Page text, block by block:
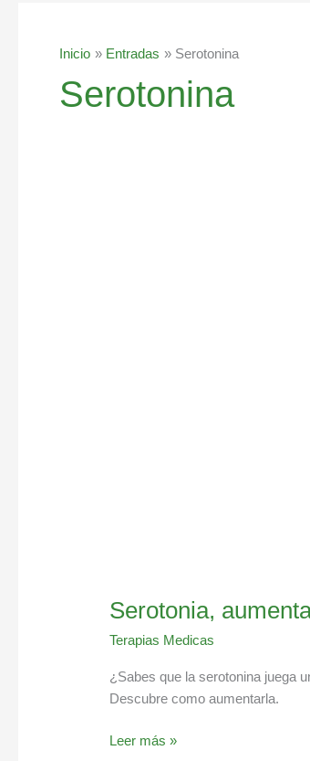
Inicio Entradas Serotonina
Serotonina
Serotonia,
Terapias Medicas
¿Sabes que la serotonina juega
Descubre como aumentarla.
Leer más »